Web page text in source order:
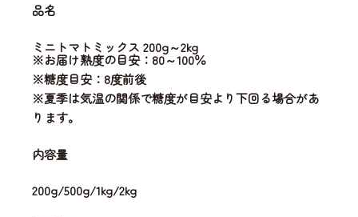
品名
ミニトマトミックス 200g～2kg
※お届け熟度の目安：80～100％
※糖度目安：8度前後
※夏季は気温の関係で糖度が目安より下回る場合があ
ります。
内容量
200g/500g/1kg/2kg